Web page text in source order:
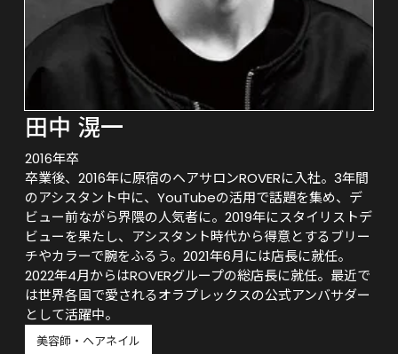
田中 滉一
2016年卒
卒業後、2016年に原宿のヘアサロンROVERに入社。3年間
のアシスタント中に、YouTubeの活用で話題を集め、デ
ビュー前ながら界隈の人気者に。2019年にスタイリストデ
ビューを果たし、アシスタント時代から得意とするブリー
チやカラーで腕をふるう。2021年6月には店長に就任。
2022年4月からはROVERグループの総店長に就任。最近で
は世界各国で愛されるオラプレックスの公式アンバサダー
として活躍中。
美容師・ヘアネイル